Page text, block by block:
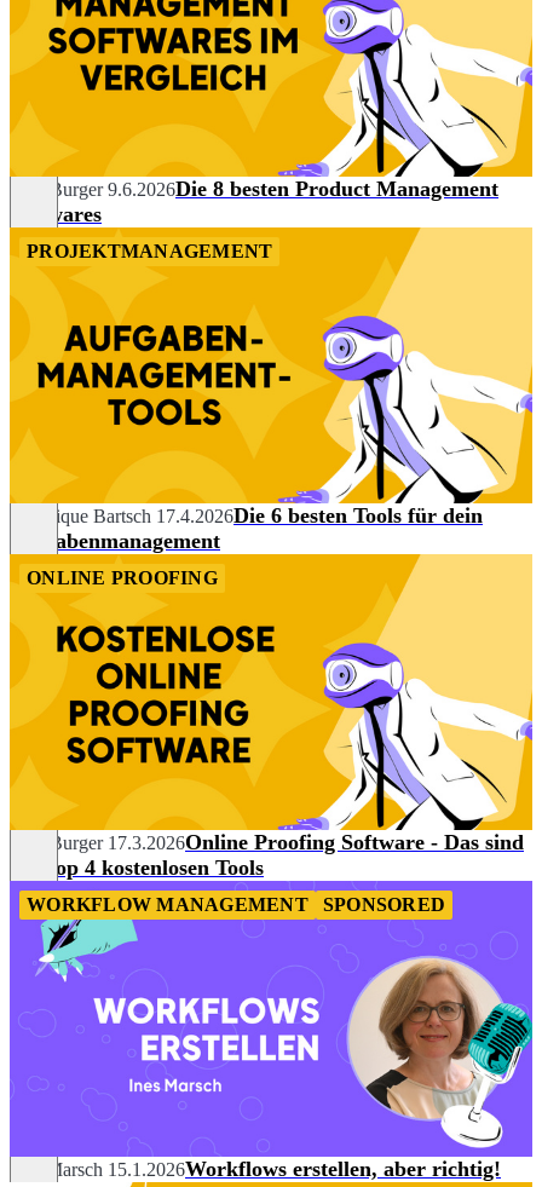
Julia Burger 9.6.2026Die 8 besten Product Management
Softwares
PROJEKTMANAGEMENT
Veronique Bartsch 17.4.2026Die 6 besten Tools für dein
Aufgabenmanagement
ONLINE PROOFING
Julia Burger 17.3.2026Online Proofing Software - Das sind
die Top 4 kostenlosen Tools
WORKFLOW MANAGEMENT SPONSORED
Ines Marsch 15.1.2026Workflows erstellen, aber richtig!